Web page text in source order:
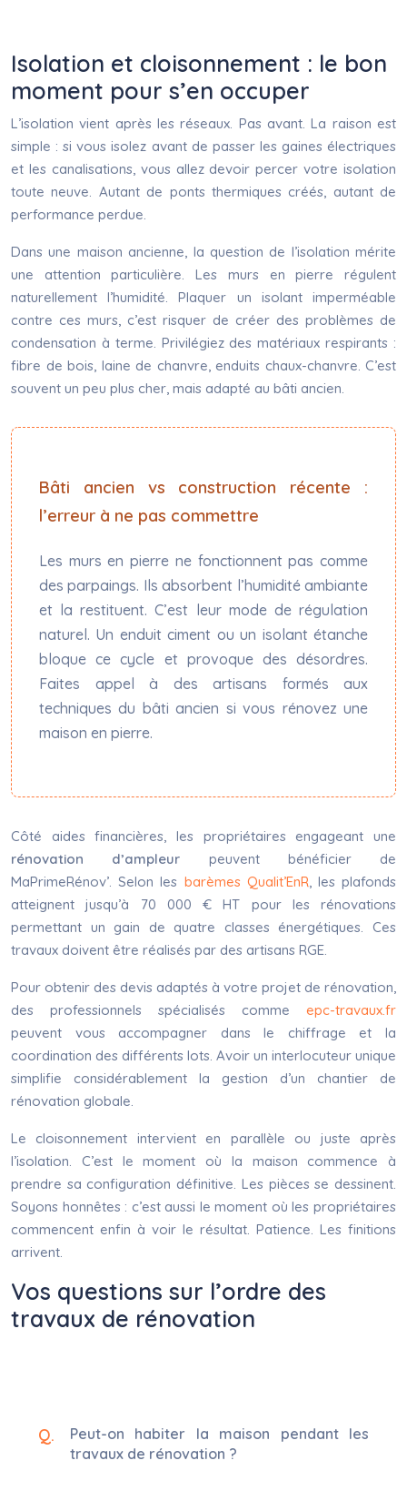
Isolation et cloisonnement : le bon
moment pour s’en occuper
L’isolation vient après les réseaux. Pas avant. La raison est
simple : si vous isolez avant de passer les gaines électriques
et les canalisations, vous allez devoir percer votre isolation
toute neuve. Autant de ponts thermiques créés, autant de
performance perdue.
Dans une maison ancienne, la question de l’isolation mérite
une attention particulière. Les murs en pierre régulent
naturellement l’humidité. Plaquer un isolant imperméable
contre ces murs, c’est risquer de créer des problèmes de
condensation à terme. Privilégiez des matériaux respirants :
fibre de bois, laine de chanvre, enduits chaux-chanvre. C’est
souvent un peu plus cher, mais adapté au bâti ancien.
Bâti ancien vs construction récente :
l’erreur à ne pas commettre
Les murs en pierre ne fonctionnent pas comme
des parpaings. Ils absorbent l’humidité ambiante
et la restituent. C’est leur mode de régulation
naturel. Un enduit ciment ou un isolant étanche
bloque ce cycle et provoque des désordres.
Faites appel à des artisans formés aux
techniques du bâti ancien si vous rénovez une
maison en pierre.
Côté aides financières, les propriétaires engageant une
rénovation d’ampleur peuvent bénéficier de
MaPrimeRénov’. Selon les barèmes Qualit’EnR, les plafonds
atteignent jusqu’à 70 000 € HT pour les rénovations
permettant un gain de quatre classes énergétiques. Ces
travaux doivent être réalisés par des artisans RGE.
Pour obtenir des devis adaptés à votre projet de rénovation,
des professionnels spécialisés comme epc-travaux.fr
peuvent vous accompagner dans le chiffrage et la
coordination des différents lots. Avoir un interlocuteur unique
simplifie considérablement la gestion d’un chantier de
rénovation globale.
Le cloisonnement intervient en parallèle ou juste après
l’isolation. C’est le moment où la maison commence à
prendre sa configuration définitive. Les pièces se dessinent.
Soyons honnêtes : c’est aussi le moment où les propriétaires
commencent enfin à voir le résultat. Patience. Les finitions
arrivent.
Vos questions sur l’ordre des
travaux de rénovation
Peut-on habiter la maison pendant les
travaux de rénovation ?